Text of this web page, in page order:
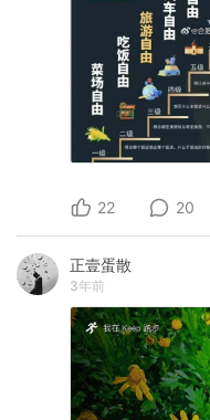
22 20
正壹蛋散
3年前